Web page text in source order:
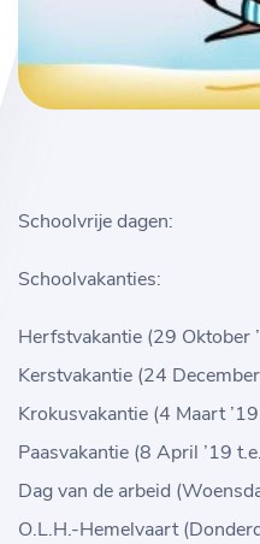
Schoolvrije dagen:
Schoolvakanties:
Herfstvakantie (29 Oktober
Kerstvakantie (24
Krokusvakantie (4 Maart
Paasvakantie (8 April ’19
Dag van de arbeid
O.L.H.-Hemelvaart